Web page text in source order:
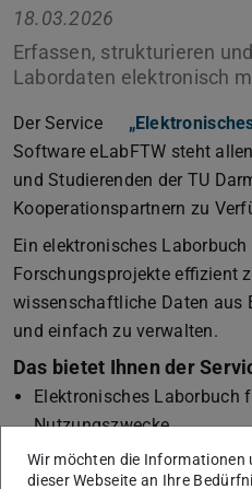
18.03.2026
Erfassen, strukturieren
Labordaten elektronisch
Der Service
Software eLabFTW steht
und Studierenden der TU
Kooperationspartnern zu
Ein elektronisches
Forschungsprojekte effizient
wissenschaftliche Daten aus
und einfach zu verwalten.
Das bietet Ihnen der
Elektronisches Laborbuch
Nutzungszwecke
Verwaltung von Laboren
Möglichkeit zur Ablage
Wir möchten die
dieser Webseite an Ihre